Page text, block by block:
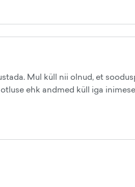
Mul küll nii olnud, et
ehk andmed küll iga